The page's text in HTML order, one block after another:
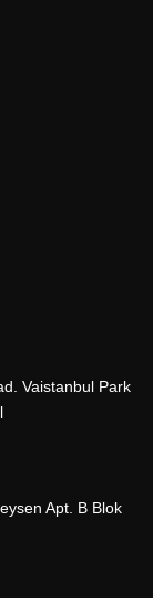
Vaistanbul Park
Apt. B Blok